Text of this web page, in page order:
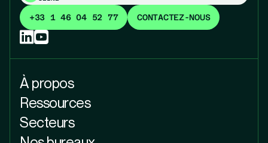
+33 1 46 04 52 77 CONTACTEZ-NOUS
À propos
Ressources
Secteurs